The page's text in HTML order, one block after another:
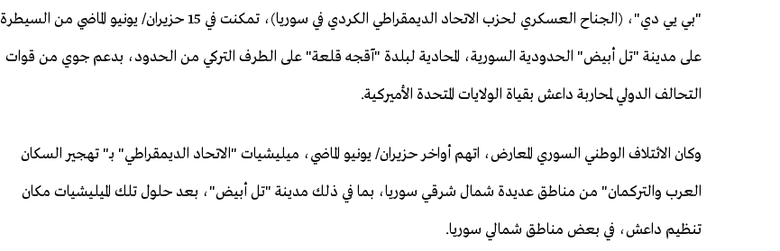
"بي يي دي"، (الجناح العسكري لحزب الاتحاد الديمقراطي الكردي في سوريا)، تمكنت في 15 حزيران/ يونيو الماضي من السيطرة
على مدينة "تل أبيض" الحدودية السورية، المحادية لبلدة "آقجه قلعة" على الطرف التركي من الحدود، بدعم جوي من قوات
التحالف الدولي لمحاربة داعش بقياة الولايات المتحدة الأميركية.
وكان الائتلاف الوطني السوري المعارض، اتهم أواخر حزيران/ يونيو الماضي، ميليشيات "الاتحاد الديمقراطي" بـ" تهجير السكان
العرب والتركمان" من مناطق عديدة شمال شرقي سوريا، بما في ذلك مدينة "تل أبيض"، بعد حلول تلك الميليشيات مكان
تنظيم داعش، في بعض مناطق شمالي سوريا.